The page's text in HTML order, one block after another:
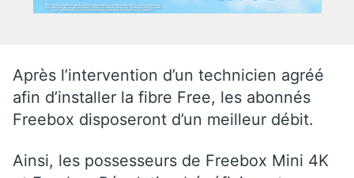
Après l’intervention d’un technicien agréé
afin d’installer la fibre Free, les abonnés
Freebox disposeront d’un meilleur débit.
Ainsi, les possesseurs de Freebox Mini 4K